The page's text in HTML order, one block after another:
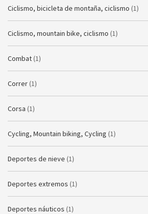
Ciclismo, bicicleta de montaña, ciclismo (1)
Ciclismo, mountain bike, ciclismo (1)
Combat (1)
Correr (1)
Corsa (1)
Cycling, Mountain biking, Cycling (1)
Deportes de nieve (1)
Deportes extremos (1)
Deportes náuticos (1)